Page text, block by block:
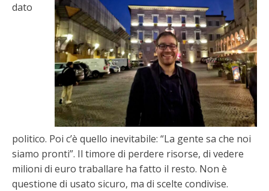
dato
politico. Poi c’è quello inevitabile: “La gente sa che noi
siamo pronti”. Il timore di perdere risorse, di vedere
milioni di euro traballare ha fatto il resto. Non è
questione di usato sicuro, ma di scelte condivise.